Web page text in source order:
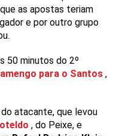
as apostas teriam
e por outro grupo
50 minutos do 2º
para o Santos ,
atacante, que levou
, do Peixe, e